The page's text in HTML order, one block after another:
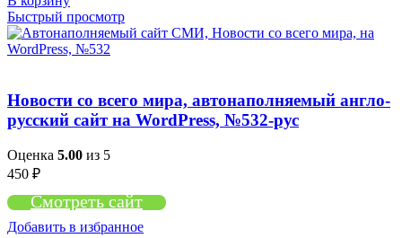
Быстрый просмотр
Новости со всего мира, автонаполняемый англо-
русский сайт на WordPress, №532-рус
Оценка 5.00 из 5
450 ₽
Смотреть сайт
Добавить в избранное